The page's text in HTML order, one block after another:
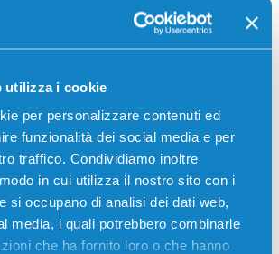
utilizza i cookie
per personalizzare contenuti ed
funzionalità dei social media e per
traffico. Condividiamo inoltre
in cui utilizza il nostro sito con i
si occupano di analisi dei dati web,
media, i quali potrebbero combinarle
che ha fornito loro o che hanno
MP C2500, Ricoh MP C3000